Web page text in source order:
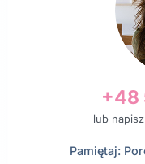
+48
lub
Pamiętaj: